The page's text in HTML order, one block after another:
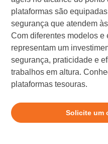
plataformas são
segurança que atendem
Com diferentes modelos e
representam um
segurança, praticidade e
trabalhos em altura.
plataformas tesouras.
Solicite um